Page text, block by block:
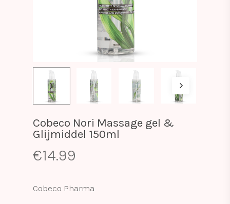
Cobeco Nori Massage gel &
Glijmiddel 150ml
€14.99
Cobeco Pharma